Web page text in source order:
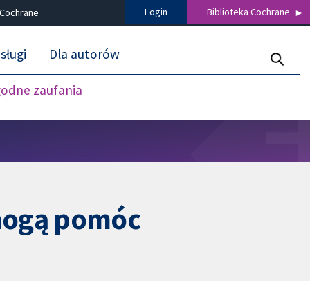
Login Biblioteka Cochrane
zaufania
Dla autorów
pomóc